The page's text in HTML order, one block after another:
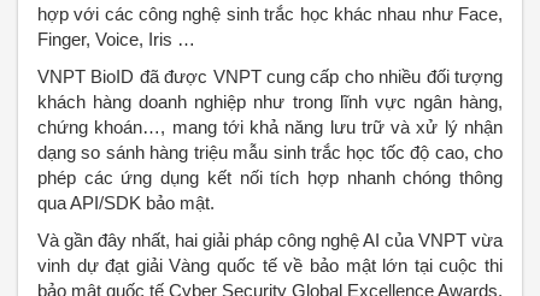
hợp với các công nghệ sinh trắc học khác nhau như Face,
Finger, Voice, Iris …
VNPT BioID đã được VNPT cung cấp cho nhiều đối tượng
khách hàng doanh nghiệp như trong lĩnh vực ngân hàng,
chứng khoán…, mang tới khả năng lưu trữ và xử lý nhận
dạng so sánh hàng triệu mẫu sinh trắc học tốc độ cao, cho
phép các ứng dụng kết nối tích hợp nhanh chóng thông
qua API/SDK bảo mật.
Và gần đây nhất, hai giải pháp công nghệ AI của VNPT vừa
vinh dự đạt giải Vàng quốc tế về bảo mật lớn tại cuộc thi
bảo mật quốc tế Cyber Security Global Excellence Awards.